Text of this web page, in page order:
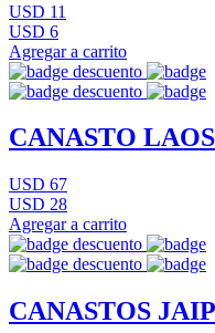
USD 11
USD 6
Agregar a carrito
CANASTO LAOS
USD 67
USD 28
Agregar a carrito
CANASTOS